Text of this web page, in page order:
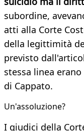
subordine,
atti alla Corte
della legittimità
previsto
stessa linea
di Cappato.
Un'assoluzione?
I giudici della